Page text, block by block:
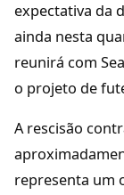
expectativa da
ainda nesta
reunirá com
o projeto de
A rescisão
representa um